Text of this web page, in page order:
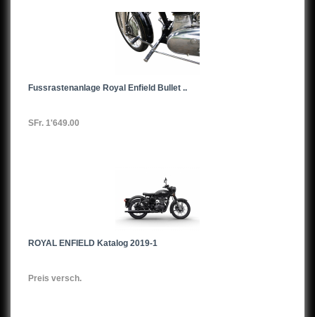
Fussrastenanlage Royal Enfield Bullet ..
SFr. 1'649.00
ROYAL ENFIELD Katalog 2019-1
Preis versch.